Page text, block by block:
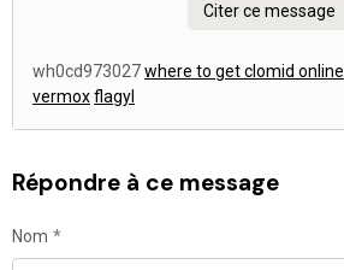
Citer ce message
wh0cd973027where to get clomid online
vermoxflagyl
Répondre à ce message
Nom